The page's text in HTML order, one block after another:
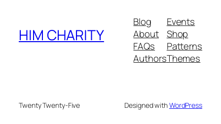
HIM CHARITY
Blog
About
FAQs
Authors
Events
Shop
Patterns
Themes
Twenty Twenty-Five Designed withWordPress